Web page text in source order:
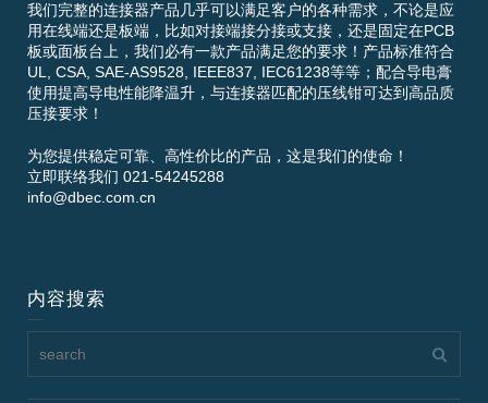
我们完整的连接器产品几乎可以满足客户的各种需求，不论是应
用在线端还是板端，比如对接端接分接或支接，还是固定在PCB
板或面板台上，我们必有一款产品满足您的要求！产品标准符合
UL, CSA, SAE-AS9528, IEEE837, IEC61238等等；配合导电膏
使用提高导电性能降温升，与连接器匹配的压线钳可达到高品质
压接要求！
为您提供稳定可靠、高性价比的产品，这是我们的使命！
立即联络我们 021-54245288
info@dbec.com.cn
内容搜索